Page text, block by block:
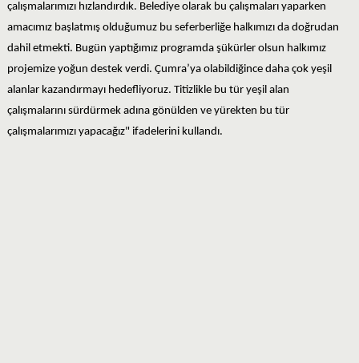
çalışmalarımızı hızlandırdık. Belediye olarak bu çalışmaları yaparken
amacımız başlatmış olduğumuz bu seferberliğe halkımızı da doğrudan
dahil etmekti. Bugün yaptığımız programda şükürler olsun halkımız
projemize yoğun destek verdi. Çumra’ya olabildiğince daha çok yeşil
alanlar kazandırmayı hedefliyoruz. Titizlikle bu tür yeşil alan
çalışmalarını sürdürmek adına gönülden ve yürekten bu tür
çalışmalarımızı yapacağız" ifadelerini kullandı.